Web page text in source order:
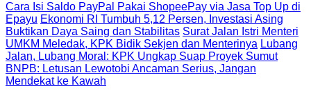
Cara Isi Saldo PayPal Pakai ShopeePay via Jasa Top Up di
Epayu Ekonomi RI Tumbuh 5,12 Persen, Investasi Asing
Buktikan Daya Saing dan Stabilitas Surat Jalan Istri Menteri
UMKM Meledak, KPK Bidik Sekjen dan Menterinya Lubang
Jalan, Lubang Moral: KPK Ungkap Suap Proyek Sumut
BNPB: Letusan Lewotobi Ancaman Serius, Jangan
Mendekat ke Kawah